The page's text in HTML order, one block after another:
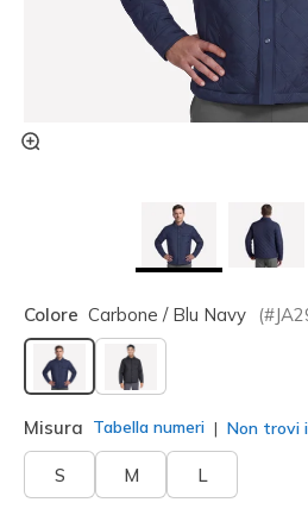
Colore Carbone / Blu Navy (#
selezionato
Misura Tabella numeri Non trovi
S M L